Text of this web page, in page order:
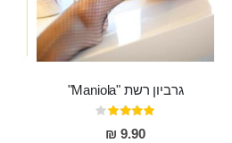
גרביון רשת "Maniola"
דירוג:
80%
9.90 ₪